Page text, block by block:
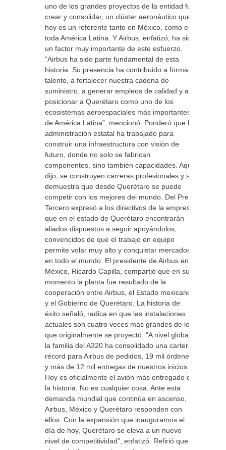
uno de los grandes proyectos de la entidad fue
crear y consolidar, un clúster aeronáutico que
hoy es un referente tanto en México, como en
toda América Latina. Y Airbus, enfatizó, ha sido
un factor muy importante de este esfuerzo.
“Airbus ha sido parte fundamental de esta
historia. Su presencia ha contribuido a formar
talento, a fortalecer nuestra cadena de
suministro, a generar empleos de calidad y a
posicionar a Querétaro como uno de los
ecosistemas aeroespaciales más importantes
de América Latina”, mencionó. Ponderó que la
administración estatal ha trabajado para
construir una infraestructura con visión de
futuro, donde no solo se fabrican
componentes, sino también capacidades. Aquí,
dijo, se construyen carreras profesionales y se
demuestra que desde Querétaro se puede
competir con los mejores del mundo. Del Prete
Tercero expresó a los directivos de la empresa,
que en el estado de Querétaro encontrarán
aliados dispuestos a seguir apoyándolos,
convencidos de que el trabajo en equipo
permite volar muy alto y conquistar mercados
en todo el mundo. El presidente de Airbus en
México, Ricardo Capilla, compartió que en su
momento la planta fue resultado de la
cooperación entre Airbus, el Estado mexicano
y el Gobierno de Querétaro. La historia de
éxito señaló, radica en que las instalaciones
actuales son cuatro veces más grandes de lo
que originalmente se proyectó. “A nivel global,
la familia del A320 ha consolidado una cartera
récord para Airbus de pedidos, 19 mil órdenes
y más de 12 mil entregas de nuestros inicios.
Hoy es oficialmente el avión más entregado de
la historia. No es cualquier cosa. Ante esta
demanda mundial que continúa en ascenso,
Airbus, México y Querétaro responden con
ellos. Con la expansión que inauguramos el
día de hoy, Querétaro se eleva a un nuevo
nivel de competitividad”, enfatizó. Refirió que,